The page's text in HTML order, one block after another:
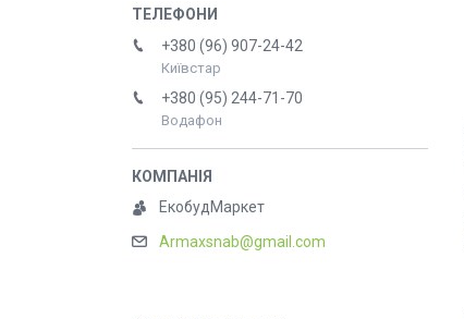
+380 (96) 907-24-42
Київстар
+380 (95) 244-71-70
Водафон
ЕкобудМаркет
Armaxsnab@gmail.com